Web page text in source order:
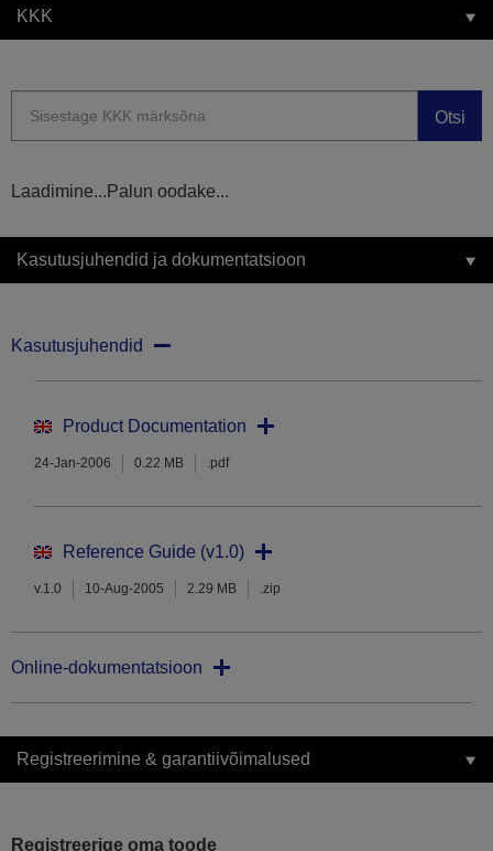
KKK
Otsi
Laadimine...Palun oodake...
Kasutusjuhendid ja dokumentatsioon
Kasutusjuhendid
Product Documentation
24-Jan-2006 0.22 MB .pdf
Reference Guide (v1.0)
v.1.0 10-Aug-2005 2.29 MB .zip
Online-dokumentatsioon
Registreerimine & garantiivõimalused
Registreerige oma toode